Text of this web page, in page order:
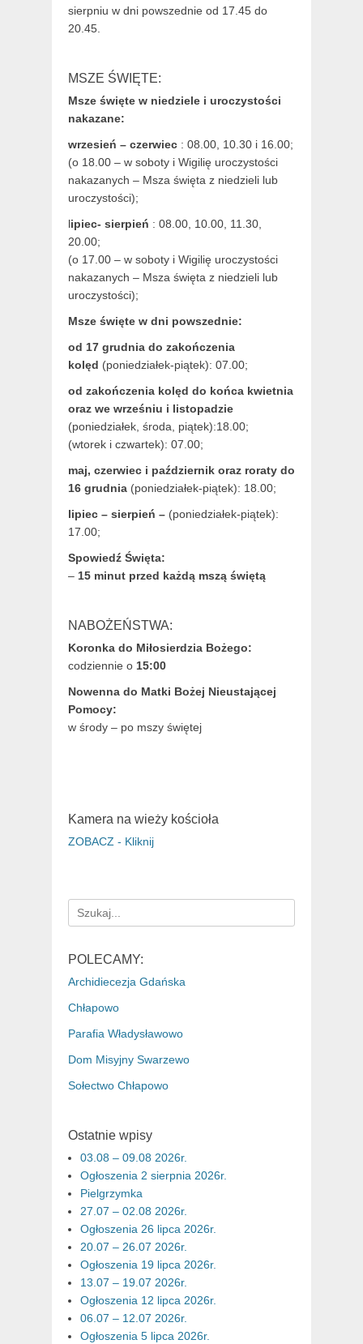
sierpniu w dni powszednie od 17.45 do
20.45.
MSZE ŚWIĘTE:
Msze święte w niedziele i uroczystości
nakazane:
wrzesień – czerwiec : 08.00, 10.30 i 16.00;
(o 18.00 – w soboty i Wigilię uroczystości
nakazanych – Msza święta z niedzieli lub
uroczystości);
lipiec- sierpień : 08.00, 10.00, 11.30,
20.00;
(o 17.00 – w soboty i Wigilię uroczystości
nakazanych – Msza święta z niedzieli lub
uroczystości);
Msze święte w dni powszednie:
od 17 grudnia do zakończenia
kolęd (poniedziałek-piątek): 07.00;
od zakończenia kolęd do końca kwietnia
oraz we wrześniu i listopadzie
(poniedziałek, środa, piątek):18.00;
(wtorek i czwartek): 07.00;
maj, czerwiec i październik oraz roraty do
16 grudnia (poniedziałek-piątek): 18.00;
lipiec – sierpień – (poniedziałek-piątek):
17.00;
Spowiedź Święta:
– 15 minut przed każdą mszą świętą
NABOŻEŃSTWA:
Koronka do Miłosierdzia Bożego:
codziennie o 15:00
Nowenna do Matki Bożej Nieustającej
Pomocy:
w środy – po mszy świętej
Kamera na wieży kościoła
ZOBACZ - Kliknij
Search
for:
POLECAMY:
Archidiecezja Gdańska
Chłapowo
Parafia Władysławowo
Dom Misyjny Swarzewo
Sołectwo Chłapowo
Ostatnie wpisy
03.08 – 09.08 2026r.
Ogłoszenia 2 sierpnia 2026r.
Pielgrzymka
27.07 – 02.08 2026r.
Ogłoszenia 26 lipca 2026r.
20.07 – 26.07 2026r.
Ogłoszenia 19 lipca 2026r.
13.07 – 19.07 2026r.
Ogłoszenia 12 lipca 2026r.
06.07 – 12.07 2026r.
Ogłoszenia 5 lipca 2026r.